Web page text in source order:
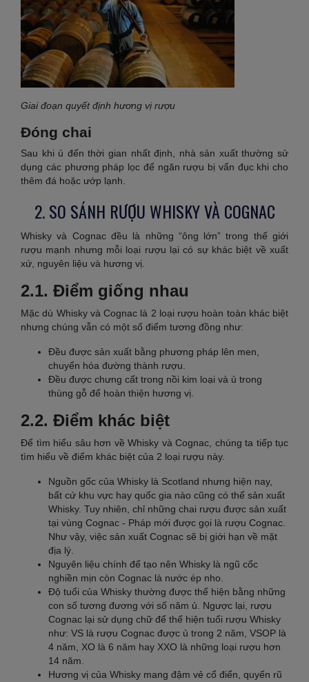
Giai đoạn quyết định hương vị rượu
Đóng chai
Sau khi ủ đến thời gian nhất định, nhà sản xuất thường sử
dụng các phương pháp lọc để ngăn rượu bị vẩn đục khi cho
thêm đá hoặc ướp lạnh.
2. SO SÁNH RƯỢU WHISKY VÀ COGNAC
Whisky và Cognac đều là những “ông lớn” trong thế giới
rượu mạnh nhưng mỗi loại rượu lại có sự khác biệt về xuất
xứ, nguyên liệu và hương vị.
2.1. Điểm giống nhau
Mặc dù Whisky và Cognac là 2 loại rượu hoàn toàn khác biệt
nhưng chúng vẫn có một số điểm tương đồng như:
Đều được sản xuất bằng phương pháp lên men,
chuyển hóa đường thành rượu.
Đều được chưng cất trong nồi kim loại và ủ trong
thùng gỗ để hoàn thiện hương vị.
2.2. Điểm khác biệt
Để tìm hiểu sâu hơn về Whisky và Cognac, chúng ta tiếp tục
tìm hiểu về điểm khác biệt của 2 loại rượu này.
Nguồn gốc của Whisky là Scotland nhưng hiện nay,
bất cứ khu vực hay quốc gia nào cũng có thể sản xuất
Whisky. Tuy nhiên, chỉ những chai rượu được sản xuất
tại vùng Cognac - Pháp mới được gọi là rượu Cognac.
Như vậy, việc sản xuất Cognac sẽ bị giới hạn về mặt
địa lý.
Nguyên liệu chính để tạo nên Whisky là ngũ cốc
nghiền mịn còn Cognac là nước ép nho.
Độ tuổi của Whisky thường được thể hiện bằng những
con số tương đương với số năm ủ. Ngược lại, rượu
Cognac lại sử dụng chữ để thể hiện tuổi rượu Whisky
như: VS là rượu Cognac được ủ trong 2 năm, VSOP là
4 năm, XO là 6 năm hay XXO là những loại rượu hơn
14 năm.
Hương vị của Whisky mang đậm vẻ cổ điển, quyến rũ